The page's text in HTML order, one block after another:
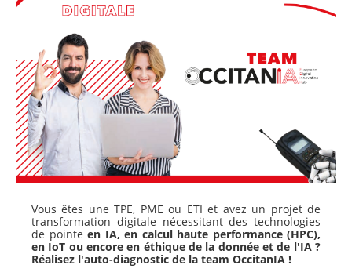
Vous êtes une TPE, PME ou ETI et avez un projet de
transformation digitale nécessitant des technologies
de pointe en IA, en calcul haute performance (HPC),
en IoT ou encore en éthique de la donnée et de l'IA ?
Réalisez l'auto-diagnostic de la team OccitanIA !